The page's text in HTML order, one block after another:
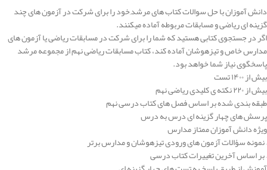
دانش آموزان با حل سوالات کتاب های مرشد,خود را برای شرکت در آزمون های چند
گزینه ای ریاضی و مسابقات مربوطه آماده میکنند.
اگر در جستجوی کتابی هستید که شما را برای شرکت در مسابقات ریاضی یا آزمون های
مدارس خاص و تیزهوشان آماده کند، کتاب مسابقات ریاضی نهم از مجموعه مرشد
پاسخگوی نیاز شما خواهد بود.
بیش از ۱۴۰۰ تست
بیش از ۲۲۰ نکته ی کلیدی ریاضی نهم
طبقه بندی شده بر اساس فصل های کتاب درسی نهم
پرسش های چهار گزینه ای درس به درس
ویژه دانش آموزان ممتاز مدارس
– نمونه سؤالات آزمون های ورودی تیزهوشان و مدارس برتر
– بر اساس آخرین تغییرات کتاب درسی